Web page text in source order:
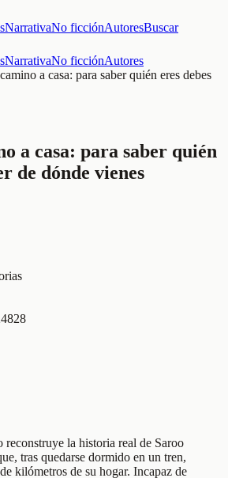
NarrativaNo ficciónAutoresBuscar
NarrativaNo ficciónAutores
a casa: para saber quién eres debes
a casa: para saber quién
de dónde vienes
la historia real de Saroo
tras quedarse dormido en un tren,
kilómetros de su hogar. Incapaz de